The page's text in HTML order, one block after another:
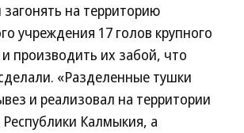
на территорию
учреждения 17 голов крупного
и производить их забой, что
«Разделенные тушки
и реализовал на территории
Калмыкия, а